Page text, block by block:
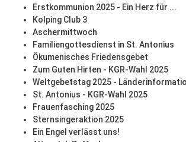
Erstkommunion 2025 - Ein Herz für ...
Kolping Club 3
Aschermittwoch
Familiengottesdienst in St. Antonius
Ökumenisches Friedensgebet
Zum Guten Hirten - KGR-Wahl 2025
Weltgebetstag 2025 -
St. Antonius - KGR-Wahl 2025
Frauenfasching 2025
Sternsingeraktion 2025
Ein Engel verlässt uns!